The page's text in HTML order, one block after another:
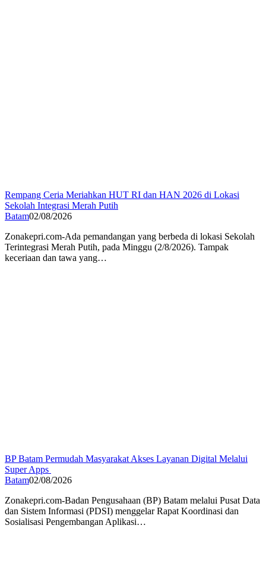
Rempang Ceria Meriahkan HUT RI dan HAN 2026 di Lokasi
Sekolah Integrasi Merah Putih
Batam02/08/2026
Zonakepri.com-Ada pemandangan yang berbeda di lokasi Sekolah
Terintegrasi Merah Putih, pada Minggu (2/8/2026). Tampak
keceriaan dan tawa yang…
BP Batam Permudah Masyarakat Akses Layanan Digital Melalui
Super Apps
Batam02/08/2026
Zonakepri.com-Badan Pengusahaan (BP) Batam melalui Pusat Data
dan Sistem Informasi (PDSI) menggelar Rapat Koordinasi dan
Sosialisasi Pengembangan Aplikasi…